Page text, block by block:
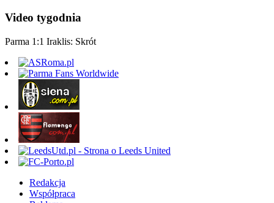
Video tygodnia
Parma 1:1 Iraklis: Skrót
Redakcja
Współpraca